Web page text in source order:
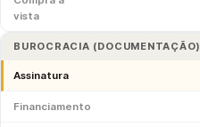
vista
BUROCRACIA (DOCUMENTAÇÃO)
Assinatura
Financiamento